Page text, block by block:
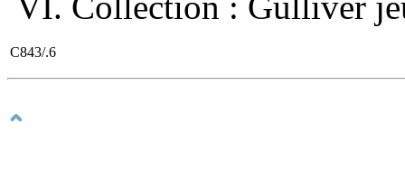
C843/.6